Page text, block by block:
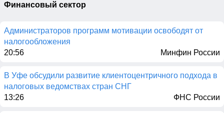
Финансовый сектор
Администраторов программ мотивации освободят от
налогообложения
20:56
Минфин России
В Уфе обсудили развитие клиентоцентричного подхода в
налоговых ведомствах стран СНГ
13:26
ФНС России